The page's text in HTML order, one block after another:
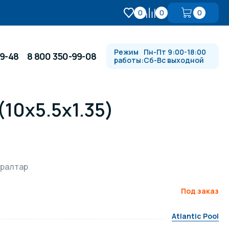
0 0 0
Противотоки и гидромассажи
Спортивный инвентарь
48 8 800 350-99-08
Режим
работы:
Пн-Пт 9:00-18:00
Сб-Вс выходной
Под заказ
Atlantic Pool